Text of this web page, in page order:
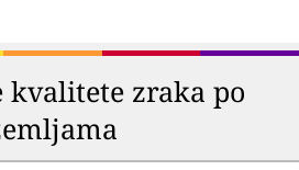
kvalitete zraka po